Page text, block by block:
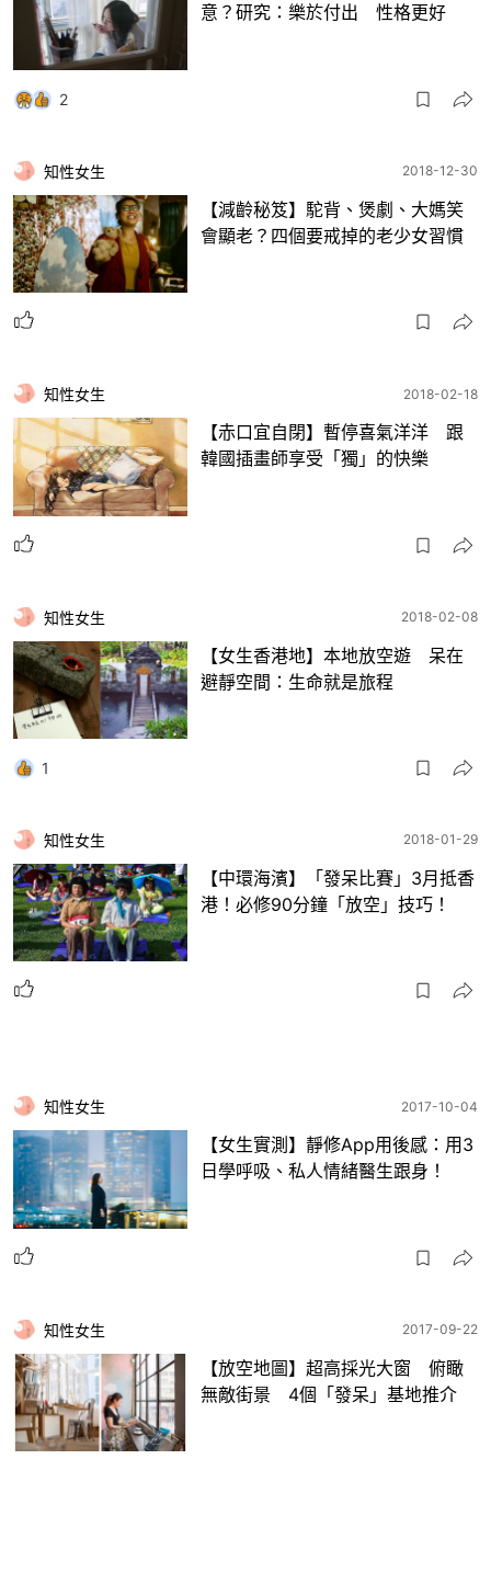
意？研究：樂於付出 性格更好
2
知性女生 2018-12-30
【減齡秘笈】駝背、煲劇、大媽笑
會顯老？四個要戒掉的老少女習慣
知性女生 2018-02-18
【赤口宜自閉】暫停喜氣洋洋 跟
韓國插畫師享受「獨」的快樂
知性女生 2018-02-08
【女生香港地】本地放空遊 呆在
避靜空間：生命就是旅程
1
知性女生 2018-01-29
【中環海濱】「發呆比賽」3月抵香
港！必修90分鐘「放空」技巧！
知性女生 2017-10-04
【女生實測】靜修App用後感：用3
日學呼吸、私人情緒醫生跟身！
知性女生 2017-09-22
【放空地圖】超高採光大窗 俯瞰
無敵街景 4個「發呆」基地推介